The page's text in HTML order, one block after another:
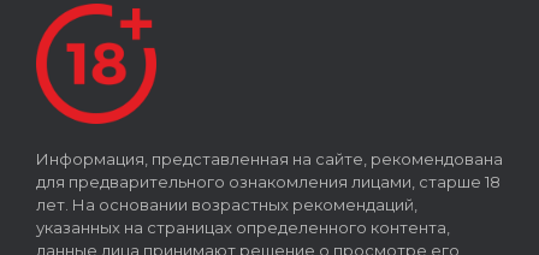
Информация, представленная на сайте, рекомендована
для предварительного ознакомления лицами, старше 18
лет. На основании возрастных рекомендаций,
указанных на страницах определенного контента,
данные лица принимают решение о просмотре его